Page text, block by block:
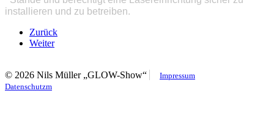
installieren und zu betreiben.
Zurück
Weiter
© 2026 Nils Müller „GLOW-Show“
Impressum
Datenschutzm